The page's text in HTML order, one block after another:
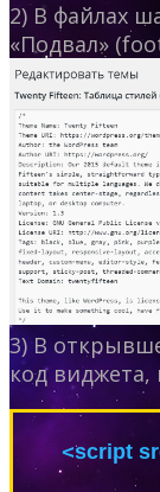
2) В файлах
«Подвал»
3) В
код
<script